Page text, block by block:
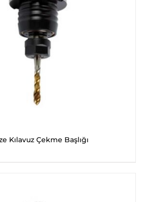
Kılavuz Çekme Başlığı